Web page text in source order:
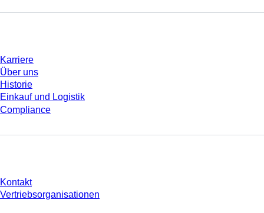
Karriere
Über uns
Historie
Einkauf und Logistik
Compliance
Kontakt
Vertriebsorganisationen